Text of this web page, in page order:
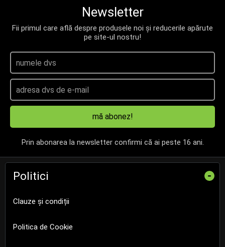
Newsletter
Fii primul care află despre produsele noi și reducerile apărute
pe site-ul nostru!
mă abonez!
Prin abonarea la newsletter confirmi că ai peste 16 ani.
Politici -
Clauze și condiții
Politica de Cookie